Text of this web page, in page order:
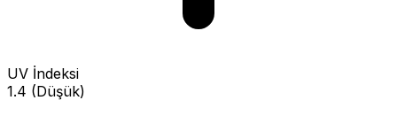
UV İndeksi
1.4 (Düşük)